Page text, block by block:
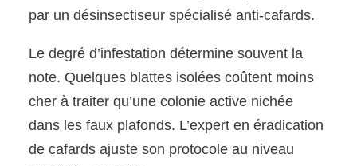
par un désinsectiseur spécialisé anti-cafards.
Le degré d’infestation détermine souvent la
note. Quelques blattes isolées coûtent moins
cher à traiter qu’une colonie active nichée
dans les faux plafonds. L’expert en éradication
de cafards ajuste son protocole au niveau